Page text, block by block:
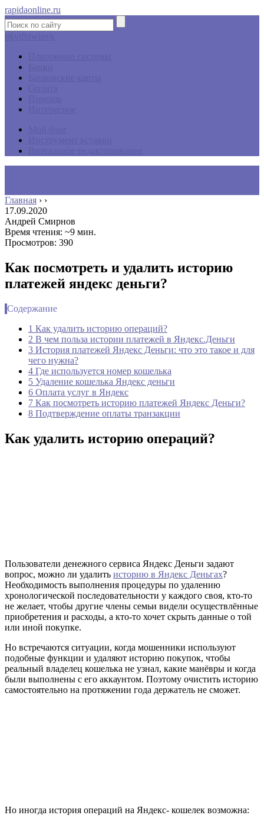
rapidaonline.ru
Главная › ›
17.09.2020
Андрей Смирнов
Время чтения: ~9 мин.
Просмотров: 390
Как посмотреть и удалить историю
платежей яндекс деньги?
Содержание
1 Как удалить историю операций?
2 В чем польза истории платежей в Яндекс.Деньги
3 История платежей Яндекс Деньги: что это такое и для
чего нужна?
4 Где используется номер кошелька
5 Удаление кошелька Яндекс деньги
6 Оплата услуг в Яндекс
7 Как посмотреть историю платежей Яндекс Деньги?
8 Подтверждение оплаты транзакции
Как удалить историю операций?
Пользователи денежного сервиса Яндекс Деньги задают
вопрос, можно ли удалить историю в Яндекс Деньгах?
Необходимость выполнения процедуры по удалению
хронологической последовательности у каждого своя, кто-то
не желает, чтобы другие члены семьи видели осуществлённые
приобретения и расходы, а кто-то хочет скрыть данные о той
или иной покупке.
Но встречаются ситуации, когда мошенники используют
подобные функции и удаляют историю покупок, чтобы
реальный владелец кошелька не узнал, какие манёвры и когда
были выполнены с его аккаунтом. Поэтому очистить историю
самостоятельно на протяжении года держатель не сможет.
Но иногда история операций на Яндекс- кошелек возможна: